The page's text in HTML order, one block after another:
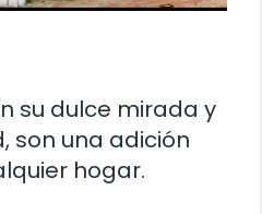
su dulce mirada y
son una adición
hogar.